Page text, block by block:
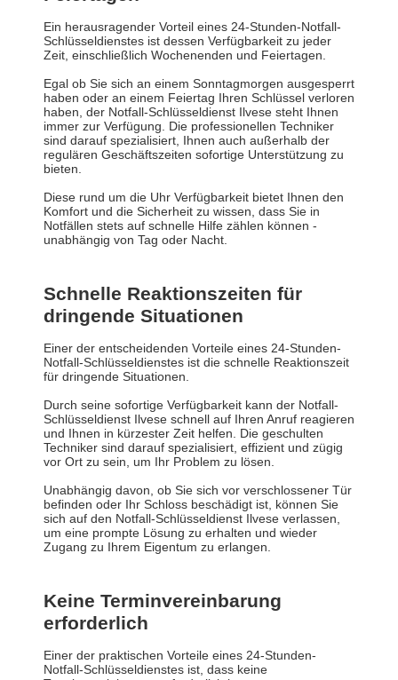
Ein herausragender Vorteil eines 24-Stunden-Notfall-
Schlüsseldienstes ist dessen Verfügbarkeit zu jeder
Zeit, einschließlich Wochenenden und Feiertagen.
Egal ob Sie sich an einem Sonntagmorgen ausgesperrt
haben oder an einem Feiertag Ihren Schlüssel verloren
haben, der Notfall-Schlüsseldienst Ilvese steht Ihnen
immer zur Verfügung. Die professionellen Techniker
sind darauf spezialisiert, Ihnen auch außerhalb der
regulären Geschäftszeiten sofortige Unterstützung zu
bieten.
Diese rund um die Uhr Verfügbarkeit bietet Ihnen den
Komfort und die Sicherheit zu wissen, dass Sie in
Notfällen stets auf schnelle Hilfe zählen können -
unabhängig von Tag oder Nacht.
Schnelle Reaktionszeiten für
dringende Situationen
Einer der entscheidenden Vorteile eines 24-Stunden-
Notfall-Schlüsseldienstes ist die schnelle Reaktionszeit
für dringende Situationen.
Durch seine sofortige Verfügbarkeit kann der Notfall-
Schlüsseldienst Ilvese schnell auf Ihren Anruf reagieren
und Ihnen in kürzester Zeit helfen. Die geschulten
Techniker sind darauf spezialisiert, effizient und zügig
vor Ort zu sein, um Ihr Problem zu lösen.
Unabhängig davon, ob Sie sich vor verschlossener Tür
befinden oder Ihr Schloss beschädigt ist, können Sie
sich auf den Notfall-Schlüsseldienst Ilvese verlassen,
um eine prompte Lösung zu erhalten und wieder
Zugang zu Ihrem Eigentum zu erlangen.
Keine Terminvereinbarung
erforderlich
Einer der praktischen Vorteile eines 24-Stunden-
Notfall-Schlüsseldienstes ist, dass keine